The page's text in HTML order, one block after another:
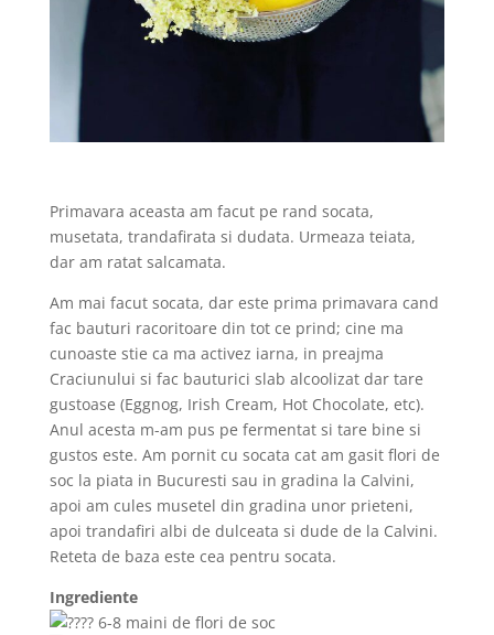
Primavara aceasta am facut pe rand socata,
musetata, trandafirata si dudata. Urmeaza teiata,
dar am ratat salcamata.
Am mai facut socata, dar este prima primavara cand
fac bauturi racoritoare din tot ce prind; cine ma
cunoaste stie ca ma activez iarna, in preajma
Craciunului si fac bauturici slab alcoolizat dar tare
gustoase (Eggnog, Irish Cream, Hot Chocolate, etc).
Anul acesta m-am pus pe fermentat si tare bine si
gustos este. Am pornit cu socata cat am gasit flori de
soc la piata in Bucuresti sau in gradina la Calvini,
apoi am cules musetel din gradina unor prieteni,
apoi trandafiri albi de dulceata si dude de la Calvini.
Reteta de baza este cea pentru socata.
Ingrediente
6-8 maini de flori de soc